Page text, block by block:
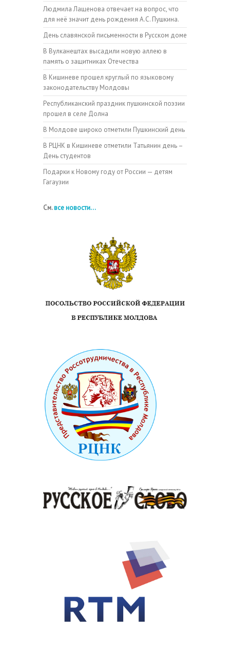
Людмила Лащенова отвечает на вопрос, что
для неё значит день рождения А.С. Пушкина.
День славянской письменности в Русском доме
В Вулканештах высадили новую аллею в
память о защитниках Отечества
В Кишиневе прошел круглый по языковому
законодательству Молдовы
Республиканский праздник пушкинской поэзии
прошел в селе Долна
В Молдове широко отметили Пушкинский день
В РЦНК в Кишиневе отметили Татьянин день –
День студентов
Подарки к Новому году от России — детям
Гагаузии
См.все новости...